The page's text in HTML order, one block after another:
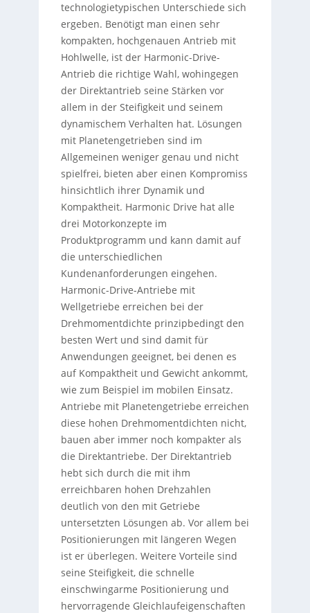
technologietypischen Unterschiede sich
ergeben. Benötigt man einen sehr
kompakten, hochgenauen Antrieb mit
Hohlwelle, ist der Harmonic-Drive-
Antrieb die richtige Wahl, wohingegen
der Direktantrieb seine Stärken vor
allem in der Steifigkeit und seinem
dynamischem Verhalten hat. Lösungen
mit Planetengetrieben sind im
Allgemeinen weniger genau und nicht
spielfrei, bieten aber einen Kompromiss
hinsichtlich ihrer Dynamik und
Kompaktheit. Harmonic Drive hat alle
drei Motorkonzepte im
Produktprogramm und kann damit auf
die unterschiedlichen
Kundenanforderungen eingehen.
Harmonic-Drive-Antriebe mit
Wellgetriebe erreichen bei der
Drehmomentdichte prinzipbedingt den
besten Wert und sind damit für
Anwendungen geeignet, bei denen es
auf Kompaktheit und Gewicht ankommt,
wie zum Beispiel im mobilen Einsatz.
Antriebe mit Planetengetriebe erreichen
diese hohen Drehmomentdichten nicht,
bauen aber immer noch kompakter als
die Direktantriebe. Der Direktantrieb
hebt sich durch die mit ihm
erreichbaren hohen Drehzahlen
deutlich von den mit Getriebe
untersetzten Lösungen ab. Vor allem bei
Positionierungen mit längeren Wegen
ist er überlegen. Weitere Vorteile sind
seine Steifigkeit, die schnelle
einschwingarme Positionierung und
hervorragende Gleichlaufeigenschaften